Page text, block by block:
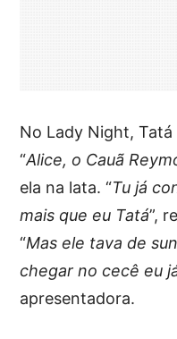
No Lady Night,
“Alice, o Cauã
ela na lata. “Tu já
mais que eu Tatá”,
“Mas ele tava de
chegar no cecê eu
apresentadora.